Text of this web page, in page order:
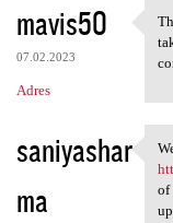
mavis50
07.02.2023
Adres
saniyashar
ma
of